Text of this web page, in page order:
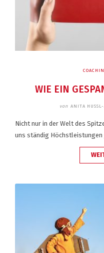
WIE EIN
von ANITA
Nicht nur in der Welt des
uns ständig